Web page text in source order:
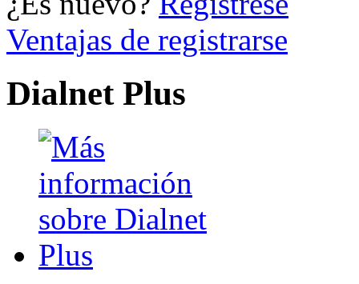
Ventajas de registrarse
Dialnet Plus